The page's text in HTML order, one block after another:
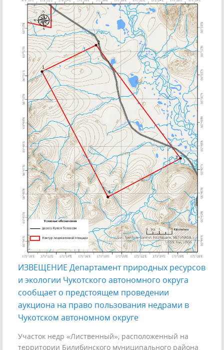
ИЗВЕЩЕНИЕ Департамент природных ресурсов
и экологии Чукотского автономного округа
сообщает о предстоящем проведении
аукциона на право пользования недрами в
Чукотском автономном округе
Участок недр «Лиственный», расположенный на
территории Билибинского муниципального района